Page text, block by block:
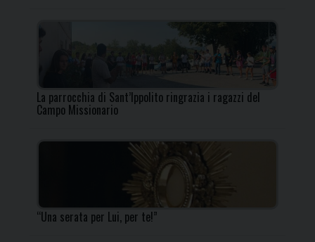
La parrocchia di Sant’Ippolito ringrazia i ragazzi del
Campo Missionario
“Una serata per Lui, per te!”